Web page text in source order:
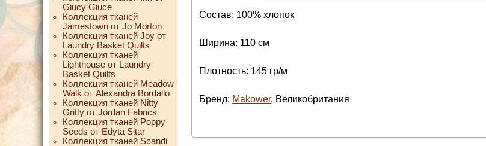
Giucy Giuce
Коллекция тканей
Jamestown от Jo Morton
Коллекция тканей Joy от
Laundry Basket Quilts
Коллекция тканей
Lighthouse от Laundry
Basket Quilts
Коллекция тканей Meadow
Walk от Alexandra Bordallo
Коллекция тканей Nitty
Gritty от Jordan Fabrics
Коллекция тканей Poppy
Seeds от Edyta Sitar
Коллекция тканей Scandi
Состав: 100% хлопок
Ширина: 110 см
Плотность: 145 гр/м
Бренд: Makower, Великобритания